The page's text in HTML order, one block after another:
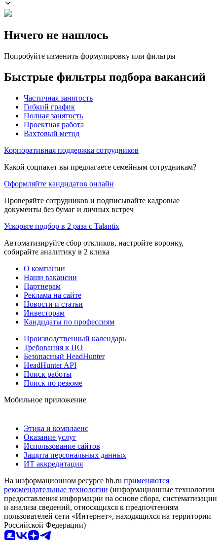
Ничего не нашлось
Попробуйте изменить формулировку или фильтры
Быстрые фильтры подбора вакансий
Частичная занятость
Гибкий график
Полная занятость
Проектная работа
Вахтовый метод
Корпоративная поддержка сотрудников
Какой соцпакет вы предлагаете семейным сотрудникам?
Оформляйте кандидатов онлайн
Проверяйте сотрудников и подписывайте кадровые
документы без бумаг и личных встреч
Ускорьте подбор в 2 раза с Talantix
Автоматизируйте сбор откликов, настройте воронку,
собирайте аналитику в 2 клика
О компании
Наши вакансии
Партнерам
Реклама на сайте
Новости и статьи
Инвесторам
Кандидаты по профессиям
Производственный календарь
Требования к ПО
Безопасный HeadHunter
HeadHunter API
Поиск работы
Поиск по резюме
Мобильное приложение
Этика и комплаенс
Оказание услуг
Использование сайтов
Защита персональных данных
ИТ аккредитация
На информационном ресурсе hh.ru применяются
рекомендательные технологии (информационные технологии
предоставления информации на основе сбора, систематизации
и анализа сведений, относящихся к предпочтениям
пользователей сети «Интернет», находящихся на территории
Российской Федерации)